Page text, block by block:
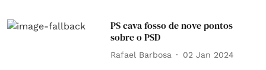
PS cava fosso de nove pontos
sobre o PSD
Rafael Barbosa 02 Jan 2024